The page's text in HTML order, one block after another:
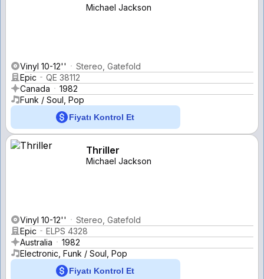
Michael Jackson
Vinyl 10-12''
Stereo, Gatefold
Epic
QE 38112
Canada
1982
Funk / Soul, Pop
Fiyatı Kontrol Et
Thriller
Michael Jackson
Vinyl 10-12''
Stereo, Gatefold
Epic
ELPS 4328
Australia
1982
Electronic, Funk / Soul, Pop
Fiyatı Kontrol Et